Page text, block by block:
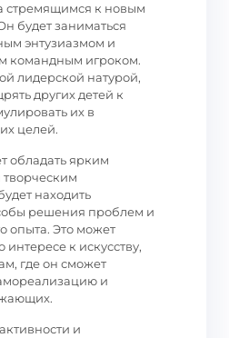
стремящимся к новым
будет заниматься
энтузиазмом и
командным игроком.
лидерской натурой,
других детей к
их в
целей.
обладать ярким
находить
решения проблем и
опыта. Это может
интересе к искусству,
где он сможет
и
и